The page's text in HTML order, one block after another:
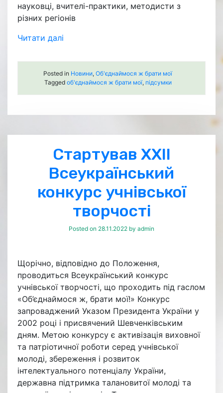
науковці, вчителі-практики, методисти з
різних регіонів
Читати далі
Posted in Новини, Об'єднаймося ж брати мої
Tagged об'єднаймося ж брати мої, підсумки
Стартував ХХІІ
Всеукраїнський
конкурс учнівської
творчості
Posted on 28.11.2022 by admin
Щорічно, відповідно до Положення,
проводиться Всеукраїнський конкурс
учнівської творчості, що проходить під гаслом
«Об’єднаймося ж, брати мої!» Конкурс
запроваджений Указом Президента України у
2002 році і присвячений Шевченківським
дням. Метою конкурсу є активізація виховної
та патріотичної роботи серед учнівської
молоді, збереження і розвиток
інтелектуального потенціалу України,
державна підтримка талановитої молоді та